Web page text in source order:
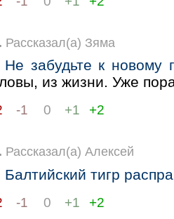
Рассказал(а) Зяма
Не забудьте к новому
из жизни. Уже
-1 0 +1 +2
Рассказал(а) Алексей
Балтийский тигр
-1 0 +1 +2